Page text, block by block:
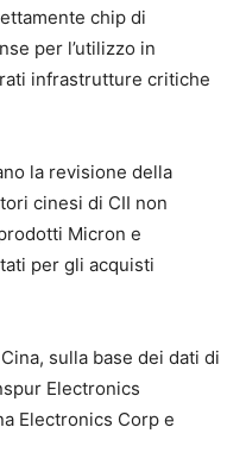
chip di
per l’utilizzo in
infrastrutture critiche
la revisione della
cinesi di CII non
Micron e
per gli acquisti
sulla base dei dati di
Electronics
Electronics Corp e